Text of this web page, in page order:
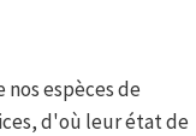
nos espèces de
d'où leur état de